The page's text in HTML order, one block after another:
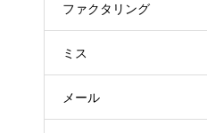
ファクタリング
ミス
メール